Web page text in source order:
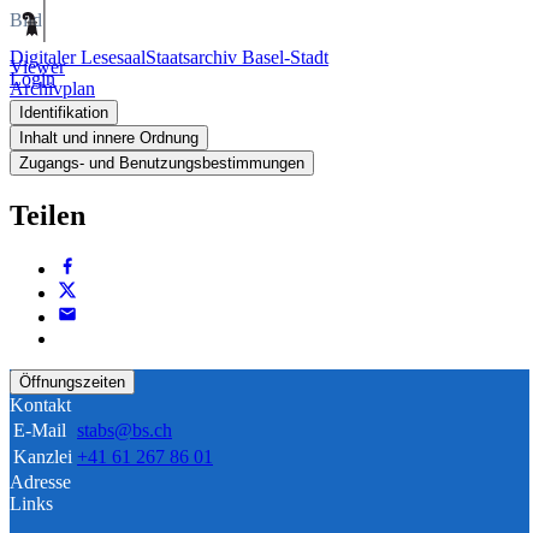
Digitaler LesesaalStaatsarchiv Basel-Stadt
Login
Bild
Viewer
Archivplan
Identifikation
Inhalt und innere Ordnung
Zugangs- und Benutzungsbestimmungen
Teilen
Öffnungszeiten
Kontakt
E-Mail stabs@bs.ch
Kanzlei +41 61 267 86 01
Adresse
Links